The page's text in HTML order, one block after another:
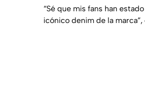
“Sé que mis fans han
icónico denim de la